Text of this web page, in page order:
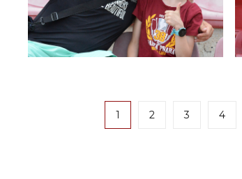
1 2 3 4